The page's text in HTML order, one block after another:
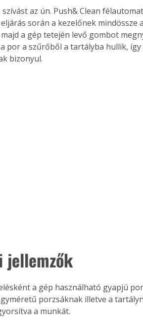
az
A
az ún. Push& Clean
során a kezelőnek mindössze
a gép tetején levő gombot
por a szűrőből a tartályba hullik,
bizonyul.
jellemzők
a gép használható gyapjú
porzsáknak illetve a
a munkát.